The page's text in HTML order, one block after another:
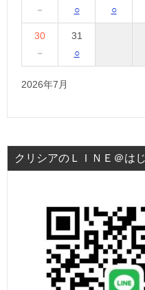
－
○
○
30
－
31
○
2026年7月
クリシアのＬＩＮＥ＠は